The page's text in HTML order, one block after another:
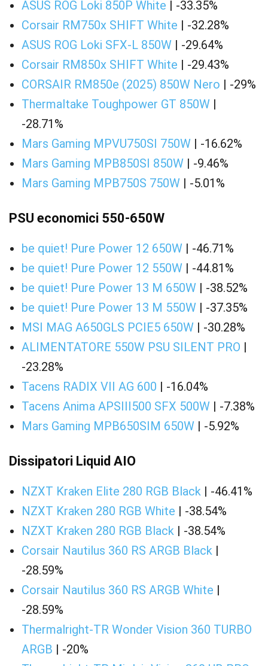
ASUS ROG Loki 850P White | -33.35%
Corsair RM750x SHIFT White | -32.28%
ASUS ROG Loki SFX-L 850W | -29.64%
Corsair RM850x SHIFT White | -29.43%
CORSAIR RM850e (2025) 850W Nero | -29%
Thermaltake Toughpower GT 850W |
-28.71%
Mars Gaming MPVU750SI 750W | -16.62%
Mars Gaming MPB850SI 850W | -9.46%
Mars Gaming MPB750S 750W | -5.01%
PSU economici 550-650W
be quiet! Pure Power 12 650W | -46.71%
be quiet! Pure Power 12 550W | -44.81%
be quiet! Pure Power 13 M 650W | -38.52%
be quiet! Pure Power 13 M 550W | -37.35%
MSI MAG A650GLS PCIE5 650W | -30.28%
ALIMENTATORE 550W PSU SILENT PRO |
-23.28%
Tacens RADIX VII AG 600 | -16.04%
Tacens Anima APSIII500 SFX 500W | -7.38%
Mars Gaming MPB650SIM 650W | -5.92%
Dissipatori Liquid AIO
NZXT Kraken Elite 280 RGB Black | -46.41%
NZXT Kraken 280 RGB White | -38.54%
NZXT Kraken 280 RGB Black | -38.54%
Corsair Nautilus 360 RS ARGB Black |
-28.59%
Corsair Nautilus 360 RS ARGB White |
-28.59%
Thermalright-TR Wonder Vision 360 TURBO
ARGB | -20%